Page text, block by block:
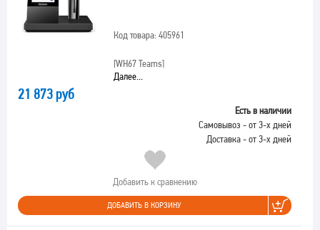
Код товара: 405961
[WH67 Teams]
Далее...
21 873 руб
Есть в наличии
Самовывоз - от 3-х дней
Доставка - от 3-х дней
Добавить к сравнению
ДОБАВИТЬ В КОРЗИНУ